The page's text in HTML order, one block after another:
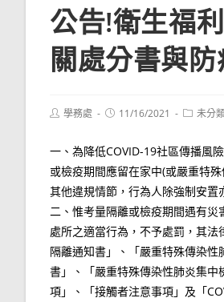
公告!衛生福
關處分書與防
Post學務處
Post11/16/2021
Post未分
一、為降低COVID-19社區傳播風
或檢疫期間應留在家中(或嚴重特
其他違規情節，行為人除強制安置
二、惟考量隔離或檢疫期間遇有
處所之適當行為，不予處罰，其
隔離通知書」、「嚴重特殊傳染
書」、「嚴重特殊傳染性肺炎集
項」、「接觸者注意事項」及「